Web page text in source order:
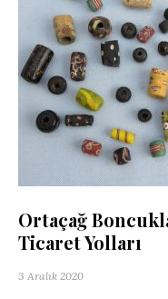
Ortaçağ
Ticaret Yolları
3 Aralık 2020